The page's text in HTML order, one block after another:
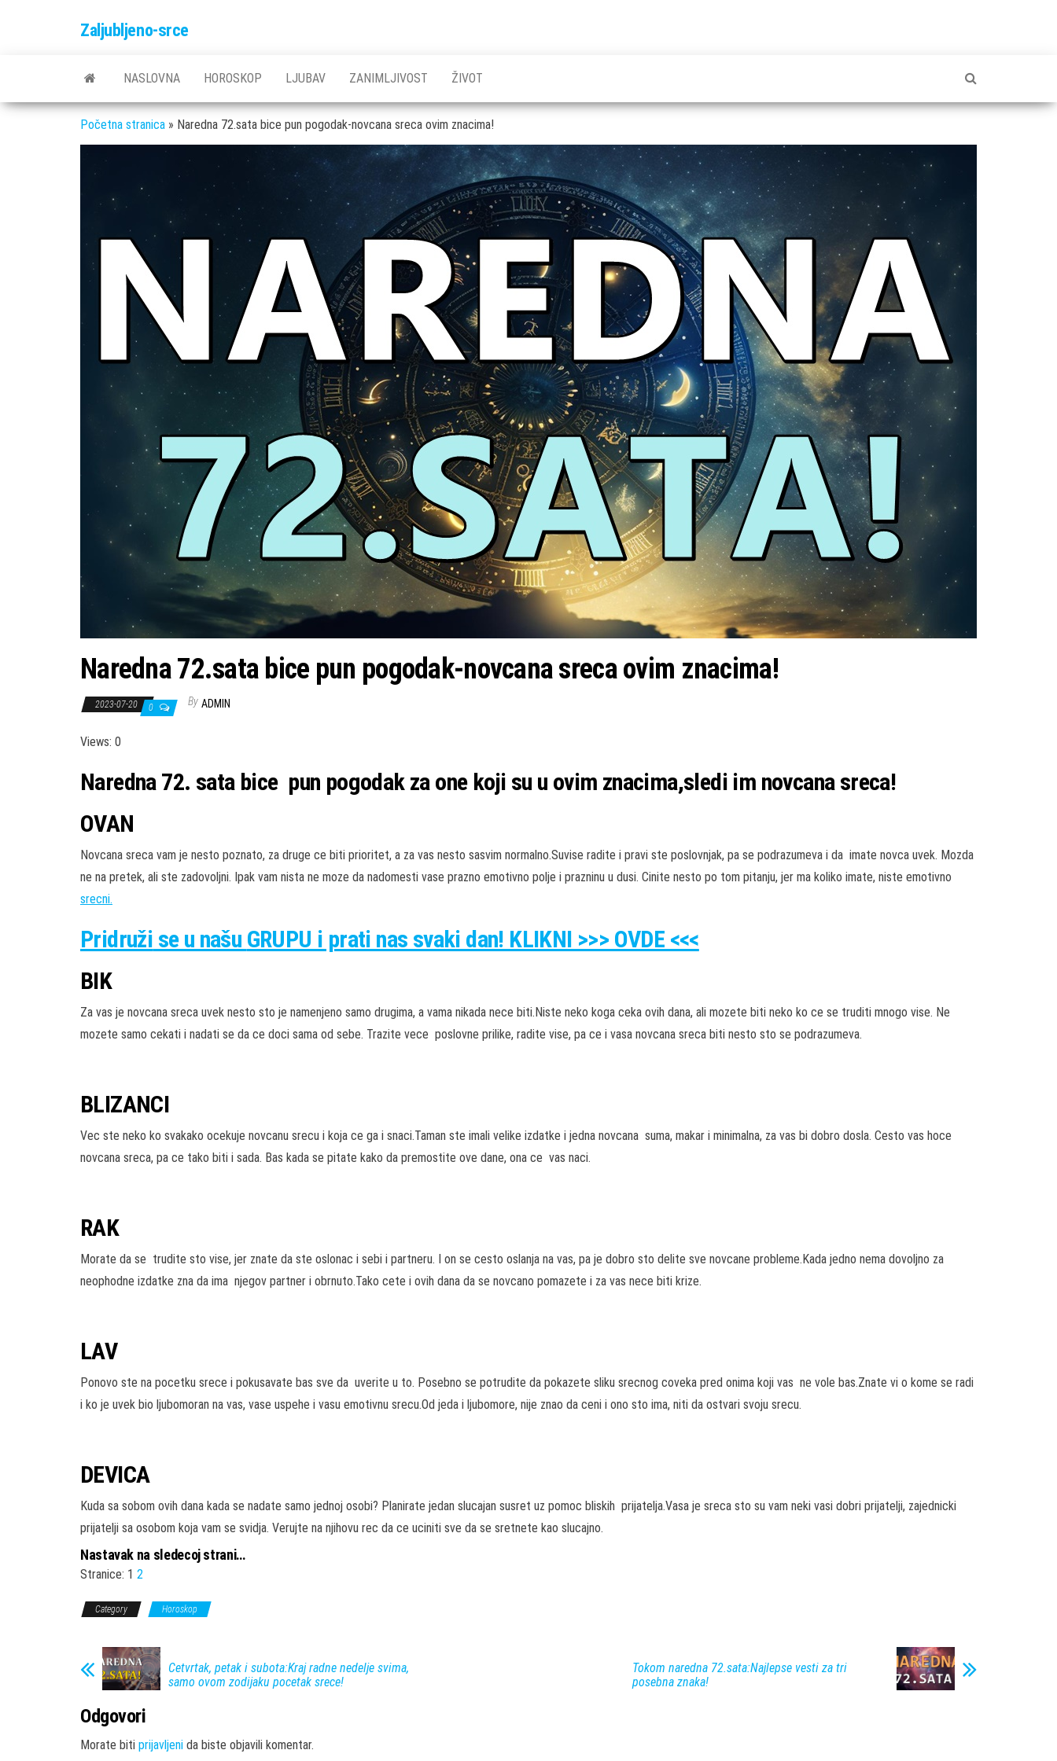
Zaljubljeno-srce
NASLOVNA HOROSKOP LJUBAV ZANIMLJIVOST ŽIVOT
Početna stranica » Naredna 72.sata bice pun pogodak-novcana sreca ovim znacima!
Naredna 72.sata bice pun pogodak-novcana sreca ovim znacima!
2023-07-20 0 By ADMIN
Views: 0
Naredna 72. sata bice pun pogodak za one koji su u ovim znacima,sledi im novcana sreca!
OVAN
Novcana sreca vam je nesto poznato, za druge ce biti prioritet, a za vas nesto sasvim normalno.Suvise radite i pravi ste poslovnjak, pa se podrazumeva i da imate novca uvek. Mozda
ne na pretek, ali ste zadovoljni. Ipak vam nista ne moze da nadomesti vase prazno emotivno polje i prazninu u dusi. Cinite nesto po tom pitanju, jer ma koliko imate, niste emotivno
srecni.
Pridruži se u našu GRUPU i prati nas svaki dan! KLIKNI >>> OVDE <<<
BIK
Za vas je novcana sreca uvek nesto sto je namenjeno samo drugima, a vama nikada nece biti.Niste neko koga ceka ovih dana, ali mozete biti neko ko ce se truditi mnogo vise. Ne
mozete samo cekati i nadati se da ce doci sama od sebe. Trazite vece poslovne prilike, radite vise, pa ce i vasa novcana sreca biti nesto sto se podrazumeva.
BLIZANCI
Vec ste neko ko svakako ocekuje novcanu srecu i koja ce ga i snaci.Taman ste imali velike izdatke i jedna novcana suma, makar i minimalna, za vas bi dobro dosla. Cesto vas hoce
novcana sreca, pa ce tako biti i sada. Bas kada se pitate kako da premostite ove dane, ona ce vas naci.
RAK
Morate da se trudite sto vise, jer znate da ste oslonac i sebi i partneru. I on se cesto oslanja na vas, pa je dobro sto delite sve novcane probleme.Kada jedno nema dovoljno za
neophodne izdatke zna da ima njegov partner i obrnuto.Tako cete i ovih dana da se novcano pomazete i za vas nece biti krize.
LAV
Ponovo ste na pocetku srece i pokusavate bas sve da uverite u to. Posebno se potrudite da pokazete sliku srecnog coveka pred onima koji vas ne vole bas.Znate vi o kome se radi
i ko je uvek bio ljubomoran na vas, vase uspehe i vasu emotivnu srecu.Od jeda i ljubomore, nije znao da ceni i ono sto ima, niti da ostvari svoju srecu.
DEVICA
Kuda sa sobom ovih dana kada se nadate samo jednoj osobi? Planirate jedan slucajan susret uz pomoc bliskih prijatelja.Vasa je sreca sto su vam neki vasi dobri prijatelji, zajednicki
prijatelji sa osobom koja vam se svidja. Verujte na njihovu rec da ce uciniti sve da se sretnete kao slucajno.
Nastavak na sledecoj strani…
Stranice: 1 2
Category Horoskop
Cetvrtak, petak i subota:Kraj radne nedelje svima,
samo ovom zodijaku pocetak srece!
Tokom naredna 72.sata:Najlepse vesti za tri
posebna znaka!
Odgovori
Morate biti prijavljeni da biste objavili komentar.